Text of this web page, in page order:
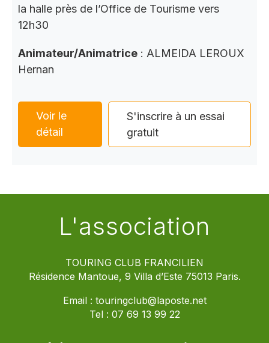
la halle près de l’Office de Tourisme vers
12h30
Animateur/Animatrice : ALMEIDA LEROUX
Hernan
Voir le
détail
S'inscrire à un essai
gratuit
L'association
TOURING CLUB FRANCILIEN
Résidence Mantoue, 9 Villa d’Este 75013 Paris.
Email : touringclub@laposte.net
Tel : 07 69 13 99 22